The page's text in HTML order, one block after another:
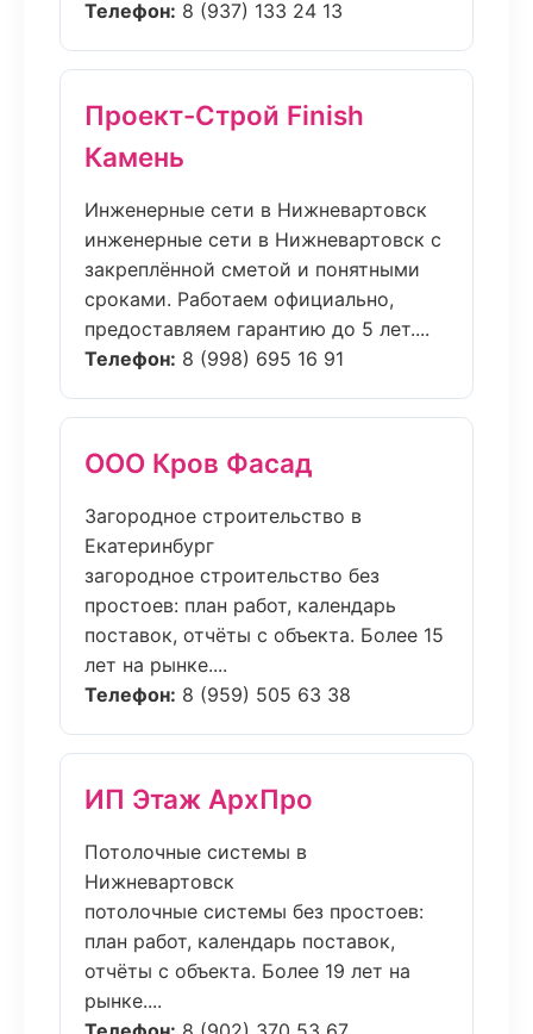
Телефон: 8 (937) 133 24 13
Проект-Строй Finish
Камень
Инженерные сети в Нижневартовск
инженерные сети в Нижневартовск с
закреплённой сметой и понятными
сроками. Работаем официально,
предоставляем гарантию до 5 лет....
Телефон: 8 (998) 695 16 91
ООО Кров Фасад
Загородное строительство в
Екатеринбург
загородное строительство без
простоев: план работ, календарь
поставок, отчёты с объекта. Более 15
лет на рынке....
Телефон: 8 (959) 505 63 38
ИП Этаж АрхПро
Потолочные системы в
Нижневартовск
потолочные системы без простоев:
план работ, календарь поставок,
отчёты с объекта. Более 19 лет на
рынке....